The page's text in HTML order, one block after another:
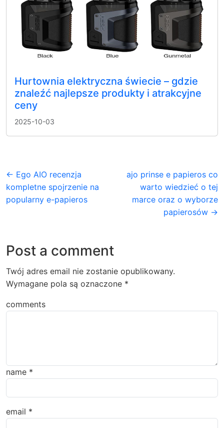
Hurtownia elektryczna świecie – gdzie
znaleźć najlepsze produkty i atrakcyjne
ceny
2025-10-03
← Ego AIO recenzja
kompletne spojrzenie na
popularny e-papieros
ajo prinse e papieros co
warto wiedzieć o tej
marce oraz o wyborze
papierosów →
Post a comment
Twój adres email nie zostanie opublikowany.
Wymagane pola są oznaczone *
comments
name *
email *